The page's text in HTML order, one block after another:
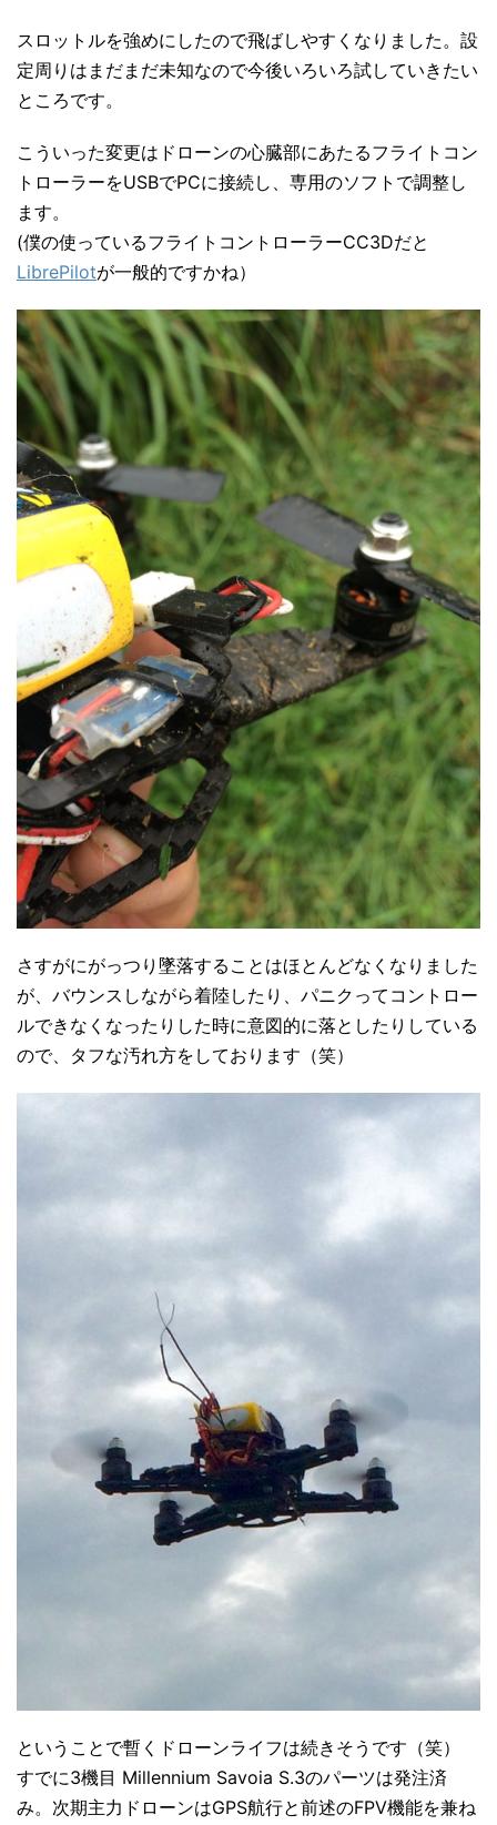
スロットルを強めにしたので飛ばしやすくなりました。設
定周りはまだまだ未知なので今後いろいろ試していきたい
ところです。
こういった変更はドローンの心臓部にあたるフライトコン
トローラーをUSBでPCに接続し、専用のソフトで調整し
ます。
(僕の使っているフライトコントローラーCC3Dだと
LibrePilotが一般的ですかね）
さすがにがっつり墜落することはほとんどなくなりました
が、バウンスしながら着陸したり、パニクってコントロー
ルできなくなったりした時に意図的に落としたりしている
ので、タフな汚れ方をしております（笑）
ということで暫くドローンライフは続きそうです（笑）
すでに3機目 Millennium Savoia S.3のパーツは発注済
み。次期主力ドローンはGPS航行と前述のFPV機能を兼ね